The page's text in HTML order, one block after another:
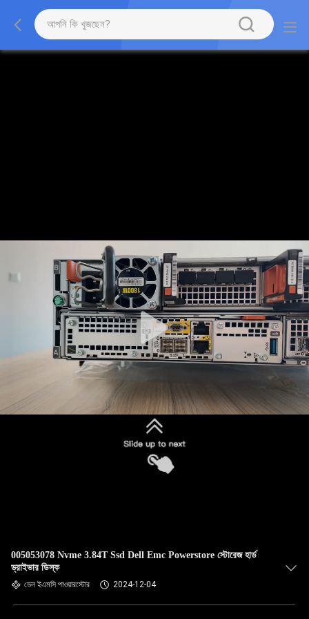
005053078 Nvme 3.84T Ssd Dell Emc Powerstore স্টোরেজ হার্ড
ড্রাইভার ডিস্ক
ডেল ইএমসি পাওয়ারস্টোর 2024-12-04